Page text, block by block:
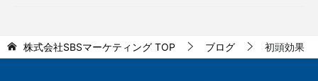
株式会社SBSマーケティング TOP ブログ 初頭効果